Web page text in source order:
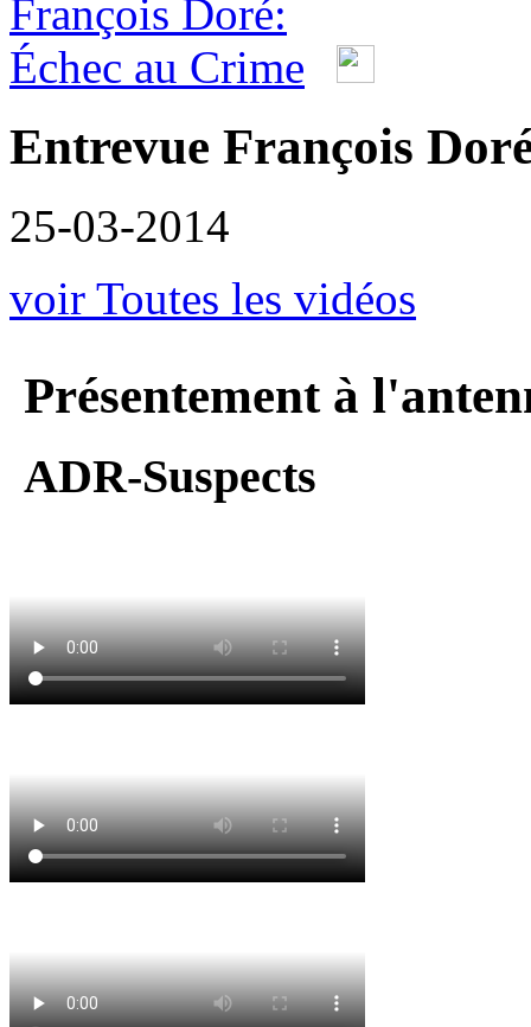
Entrevue François
25-03-2014
voir Toutes les vidéos
Présentement à
ADR-Suspects